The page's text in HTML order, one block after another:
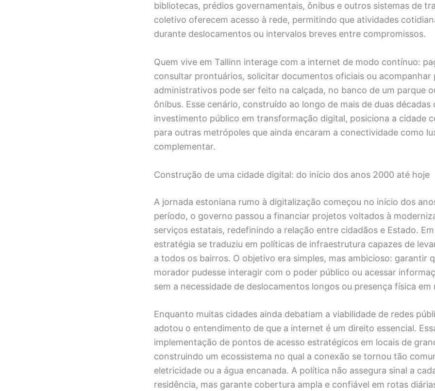
bibliotecas, prédios governamentais, ônibus e outros sistemas de
coletivo oferecem acesso à rede, permitindo que atividades
durante deslocamentos ou intervalos breves entre compromissos.
Quem vive em Tallinn interage com a internet de modo contínuo:
consultar prontuários, solicitar documentos oficiais ou acompanhar
administrativos pode ser feito na calçada, no banco de um parque
ônibus. Esse cenário, construído ao longo de mais de duas décadas
investimento público em transformação digital, posiciona a cidade
para outras metrópoles que ainda encaram a conectividade como
complementar.
Construção de uma cidade digital: do início dos anos 2000 até hoje
A jornada estoniana rumo à digitalização começou no início dos
período, o governo passou a financiar projetos voltados à
serviços estatais, redefinindo a relação entre cidadãos e Estado.
estratégia se traduziu em políticas de infraestrutura capazes de
a todos os bairros. O objetivo era simples, mas ambicioso: garantir
morador pudesse interagir com o poder público ou acessar
sem a necessidade de deslocamentos longos ou presença física em
Enquanto muitas cidades ainda debatiam a viabilidade de redes
adotou o entendimento de que a internet é um direito essencial.
implementação de pontos de acesso estratégicos em locais de
construindo um ecossistema no qual a conexão se tornou tão
eletricidade ou a água encanada. A política não assegura sinal a
residência, mas garante cobertura ampla e confiável em rotas